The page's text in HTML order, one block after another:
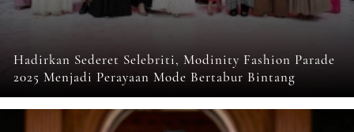
Hadirkan Sederet Selebriti, Modinity Fashion Parade
2025 Menjadi Perayaan Mode Bertabur Bintang